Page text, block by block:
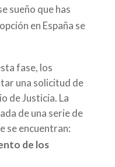
sueño que has
en España se
fase, los
una solicitud de
de Justicia. La
de una serie de
se encuentran:
de los